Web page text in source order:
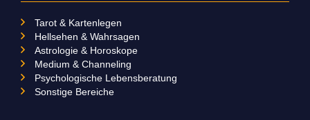
Tarot & Kartenlegen
Hellsehen & Wahrsagen
Astrologie & Horoskope
Medium & Channeling
Psychologische Lebensberatung
Sonstige Bereiche